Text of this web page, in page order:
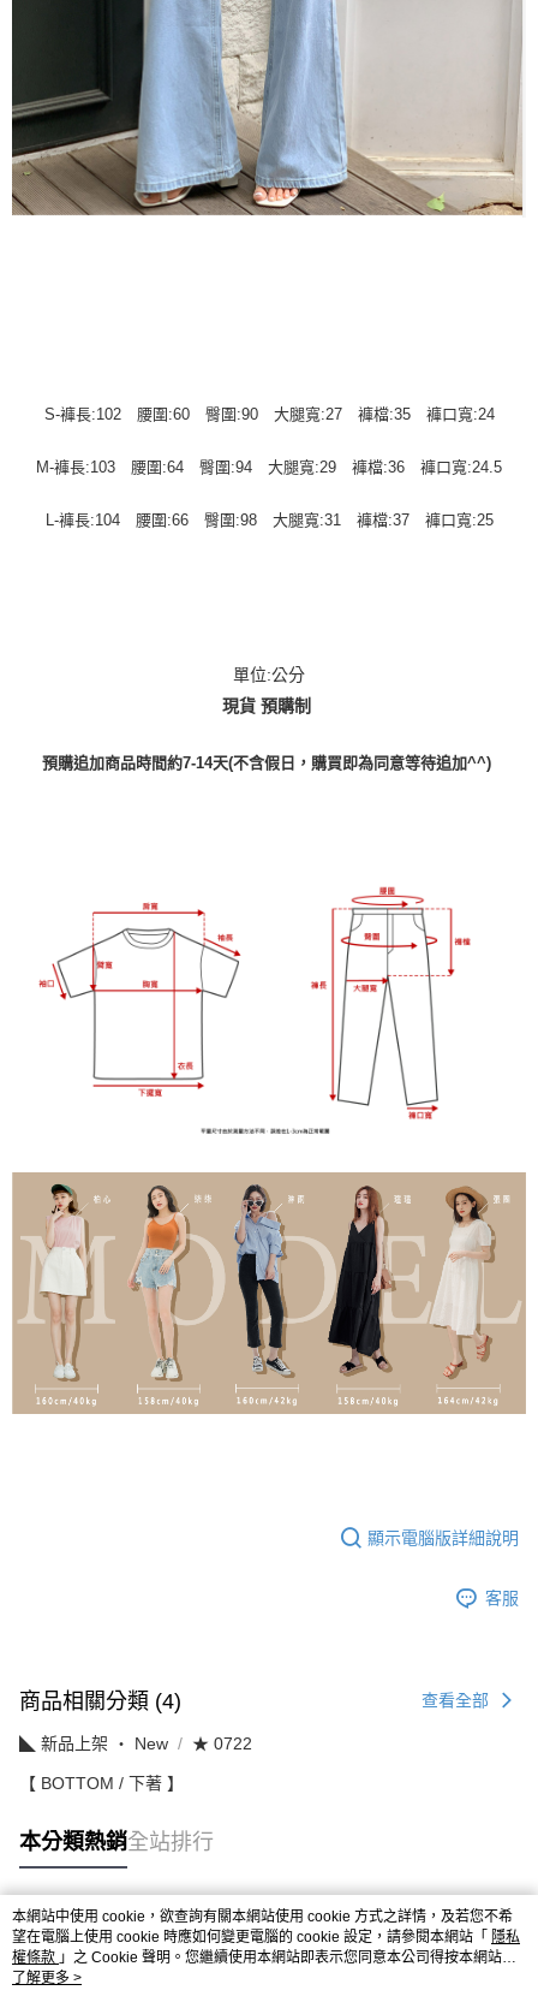
S-褲長:102 腰圍:60 臀圍:90 大腿寬:27 褲檔:35 褲口寬:24
M-褲長:103 腰圍:64 臀圍:94 大腿寬:29 褲檔:36 褲口寬:24.5
L-褲長:104 腰圍:66 臀圍:98 大腿寬:31 褲檔:37 褲口寬:25
單位:公分
現貨 預購制
預購追加商品時間約7-14天(不含假日，購買即為同意等待追加^^)
顯示電腦版詳細說明
客服
商品相關分類 (4) 查看全部
◣ 新品上架 ‧ New ★ 0722
【 BOTTOM / 下著 】
本分類熱銷全站排行
熱門標籤
本網站中使用 cookie，欲查詢有關本網站使用 cookie 方式之詳情，及若您不希
望在電腦上使用 cookie 時應如何變更電腦的 cookie 設定，請參閱本網站「 隱私
權條款 」之 Cookie 聲明。您繼續使用本網站即表示您同意本公司得按本網站使
用條款之 Cookie 聲明使用 cookie。
了解更多 >